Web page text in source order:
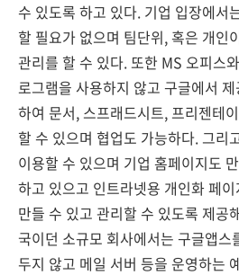
수 있도록 하고 있다. 기업 입장에서
할 필요가 없으며 팀단위, 혹은 개인
관리를 할 수 있다. 또한 MS 오피스
로그램을 사용하지 않고 구글에서
하여 문서, 스프래드시트, 프리젠테
할 수 있으며 협업도 가능하다. 그리
이용할 수 있으며 기업 홈페이지도
하고 있으고 인트라넷용 개인화 페
만들 수 있고 관리할 수 있도록 제공
국이던 소규모 회사에서는 구글앱스
두지 않고 메일 서버 등을 운영하는